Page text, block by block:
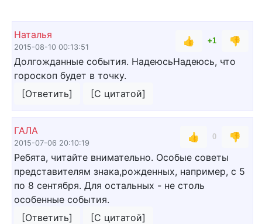
Наталья
2015-08-10 00:13:51
👍 +1
👎
Долгожданные события. НадеюсьНадеюсь, что
гороскоп будет в точку.
[Ответить]
[С цитатой]
ГАЛА
2015-07-06 20:10:19
👍 0
👎
Ребята, читайте внимательно. Особые советы
представителям знака,рожденных, например, с 5
по 8 сентября. Для остальных - не столь
особенные события.
[Ответить]
[С цитатой]